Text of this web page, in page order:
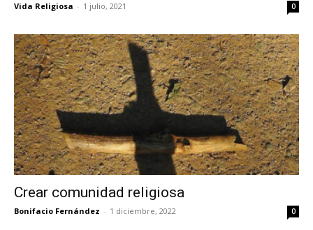
Vida Religiosa - 1 julio, 2021 0
Crear comunidad religiosa
Bonifacio Fernández - 1 diciembre, 2022 0